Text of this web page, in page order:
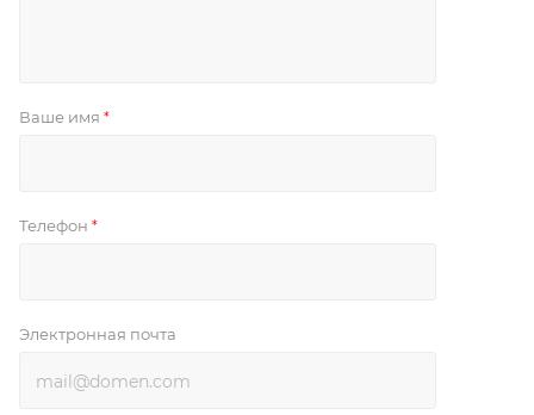
Ваше имя *
Телефон *
Электронная почта